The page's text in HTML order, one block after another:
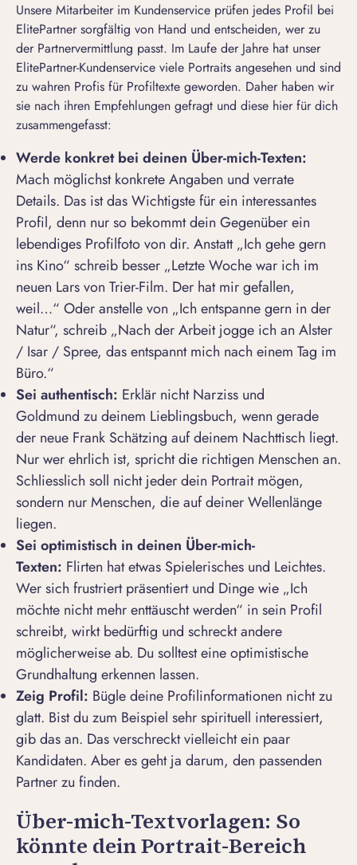
Unsere Mitarbeiter im Kundenservice prüfen jedes Profil bei
ElitePartnersorgfältig von Hand und entscheiden, wer zu
der Partnervermittlung passt. Im Laufe der Jahre hat unser
ElitePartner-Kundenservice viele Portraits angesehen und sind
zu wahren Profis für Profiltexte geworden. Daher haben wir
sie nach ihren Empfehlungen gefragt und diese hier für dich
zusammengefasst:
Werde konkret bei deinen Über-mich-Texten:
Mach möglichst konkrete Angaben und verrate
Details. Das ist das Wichtigste für ein interessantes
Profil, denn nur so bekommt dein Gegenüber ein
lebendiges Profilfotovon dir. Anstatt „Ich gehe gern
ins Kino“ schreib besser „Letzte Woche war ich im
neuen Lars von Trier-Film. Der hat mir gefallen,
weil…“ Oder anstelle von „Ich entspanne gern in der
Natur“, schreib „Nach der Arbeit jogge ich an Alster
/ Isar / Spree, das entspannt mich nach einem Tag im
Büro.“
Sei authentisch: Erklär nichtNarziss und
Goldmund zu deinem Lieblingsbuch, wenn gerade
der neue Frank Schätzing auf deinem Nachttisch liegt.
Nur wer ehrlich ist, spricht die richtigen Menschen an.
Schliesslich soll nicht jeder dein Portrait mögen,
sondern nur Menschen, die auf deiner Wellenlänge
liegen.
Sei optimistisch in deinen Über-mich-
Texten: Flirten hat etwas Spielerisches und Leichtes.
Wer sich frustriert präsentiert und Dinge wie „Ich
möchte nicht mehr enttäuscht werden“ in sein Profil
schreibt, wirkt bedürftig und schreckt andere
möglicherweise ab. Du solltest eine optimistische
Grundhaltung erkennen lassen.
Zeig Profil: Bügle deine Profilinformationen nicht zu
glatt. Bist du zum Beispiel sehr spirituell interessiert,
gib das an. Das verschreckt vielleicht ein paar
Kandidaten. Aber es geht ja darum, den passenden
Partner zu finden.
Über-mich-Textvorlagen: So
könnte dein Portrait-Bereich